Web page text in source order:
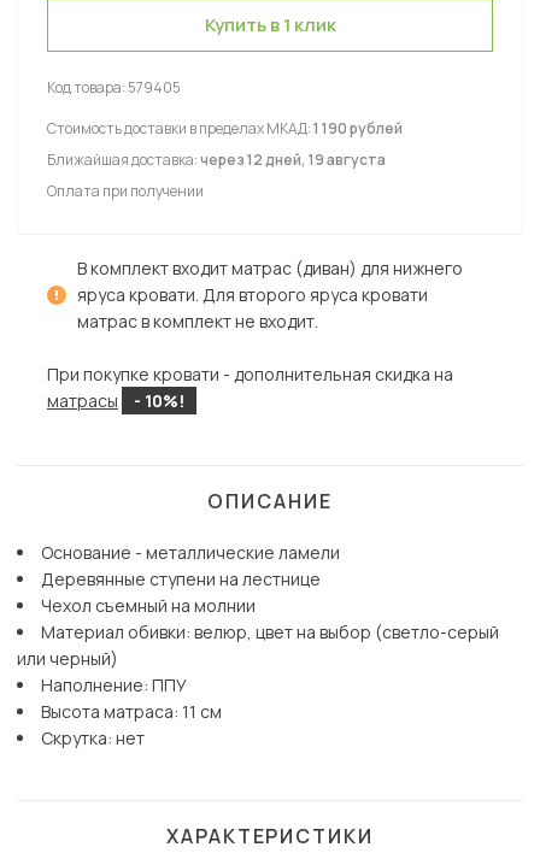
Купить в 1 клик
Код товара: 579405
Стоимость доставки в пределах МКАД:1 190 рублей
Ближайшая доставка:через 12 дней, 19 августа
Оплата при получении
В комплект входит матрас (диван) для нижнего
яруса кровати. Для второго яруса кровати
матрас в комплект не входит.
При покупке кровати - дополнительная скидка на
матрасы
- 10%!
ОПИСАНИЕ
Основание - металлические ламели
Деревянные ступени на лестнице
Чехол съемный на молнии
Материал обивки: велюр, цвет на выбор (светло-серый
или черный)
Наполнение: ППУ
Высота матраса: 11 см
Скрутка: нет
ХАРАКТЕРИСТИКИ